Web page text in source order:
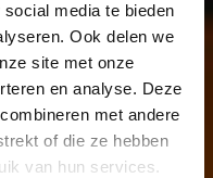
media te bieden
Ook delen we
site met onze
en analyse. Deze
met andere
of die ze hebben
van hun services.